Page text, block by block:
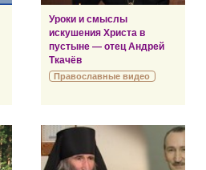
Уроки и смыслы
искушения Христа в
пустыне — отец Андрей
Ткачёв
Православные видео